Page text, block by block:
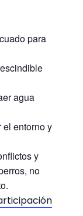
para
agua
el entorno y
y
no